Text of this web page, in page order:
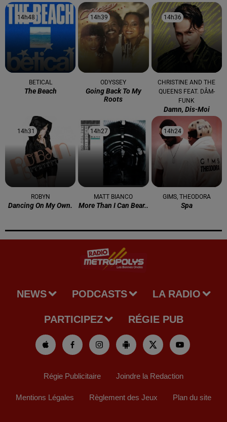
14h48
14h48
BETICAL
The Beach
14h39
14h39
ODYSSEY
Going Back To My
Roots
14h36
14h36
CHRISTINE AND THE
QUEENS FEAT. DÂM-
FUNK
Damn, Dis-Moi
14h31
14h31
ROBYN
Dancing On My Own.
14h27
14h27
MATT BIANCO
More Than I Can Bear..
14h24
14h24
GIMS, THEODORA
Spa
NEWS PODCASTS LA RADIO
PARTICIPEZ RÉGIE PUB
Régie Publicitaire Joindre la Redaction
Mentions Légales Règlement des Jeux Plan du site